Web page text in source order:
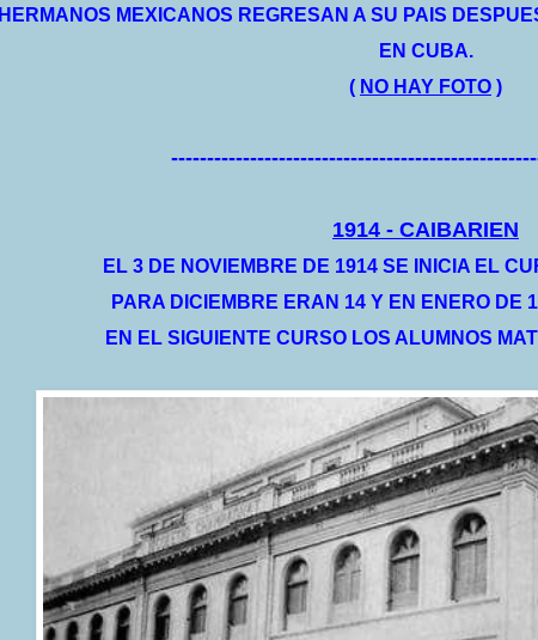
HERMANOS MEXICANOS REGRESAN A SU PAIS
EN CUBA.
( NO HAY FOTO )
1914 - CAIBARIEN
EL 3 DE NOVIEMBRE DE 1914 SE INICIA EL
PARA DICIEMBRE ERAN 14 Y EN ENERO DE
EN EL SIGUIENTE CURSO LOS ALUMNOS